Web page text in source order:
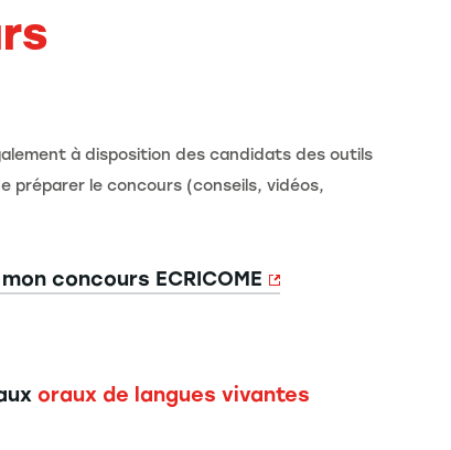
à disposition des candidats des outils
préparer le concours (conseils, vidéos,
concours ECRICOME
oraux de langues vivantes